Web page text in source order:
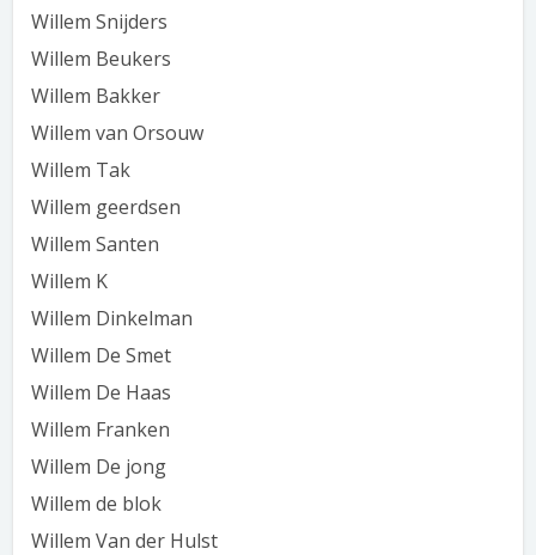
Willem Snijders
Willem Beukers
Willem Bakker
Willem van Orsouw
Willem Tak
Willem geerdsen
Willem Santen
Willem K
Willem Dinkelman
Willem De Smet
Willem De Haas
Willem Franken
Willem De jong
Willem de blok
Willem Van der Hulst